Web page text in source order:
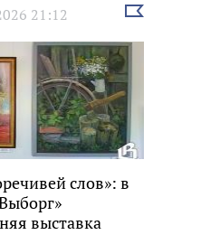
21:12
Выбрать
слов»: в
выставка